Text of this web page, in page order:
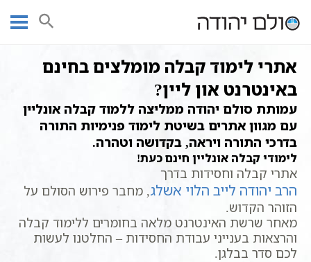
עמוד ראשי אתרי קבלה מומלצים – מקובלים עלינו
אתרי לימוד קבלה מומלצים בחינם
באינטרנט און ליין?
עמותת סולם יהודה ממליצה ללמוד קבלה אונליין
עם מגוון אתרים בשיטת לימוד פנימיות התורה
בדרכי התורה ויראה, בקדושה וטהרה.
לימודי קבלה אונליין חינם כעת!
אתרי קבלה וחסידות בדרך
הרב יהודה לייב הלוי אשלג, מחבר פירוש הסולם על
הזוהר הקדוש.
מאחר שרשת האינטרנט מלאה בחומרים ללימוד קבלה
והרצאות בענייני עבודת החסידות – החלטנו לעשות
לכם סדר בבלגן.